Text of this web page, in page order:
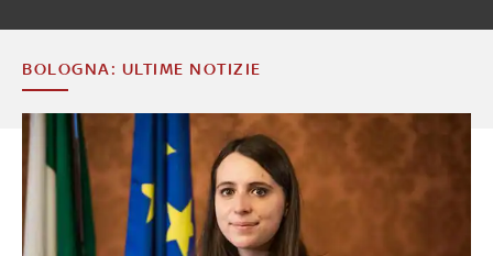
BOLOGNA: ULTIME NOTIZIE